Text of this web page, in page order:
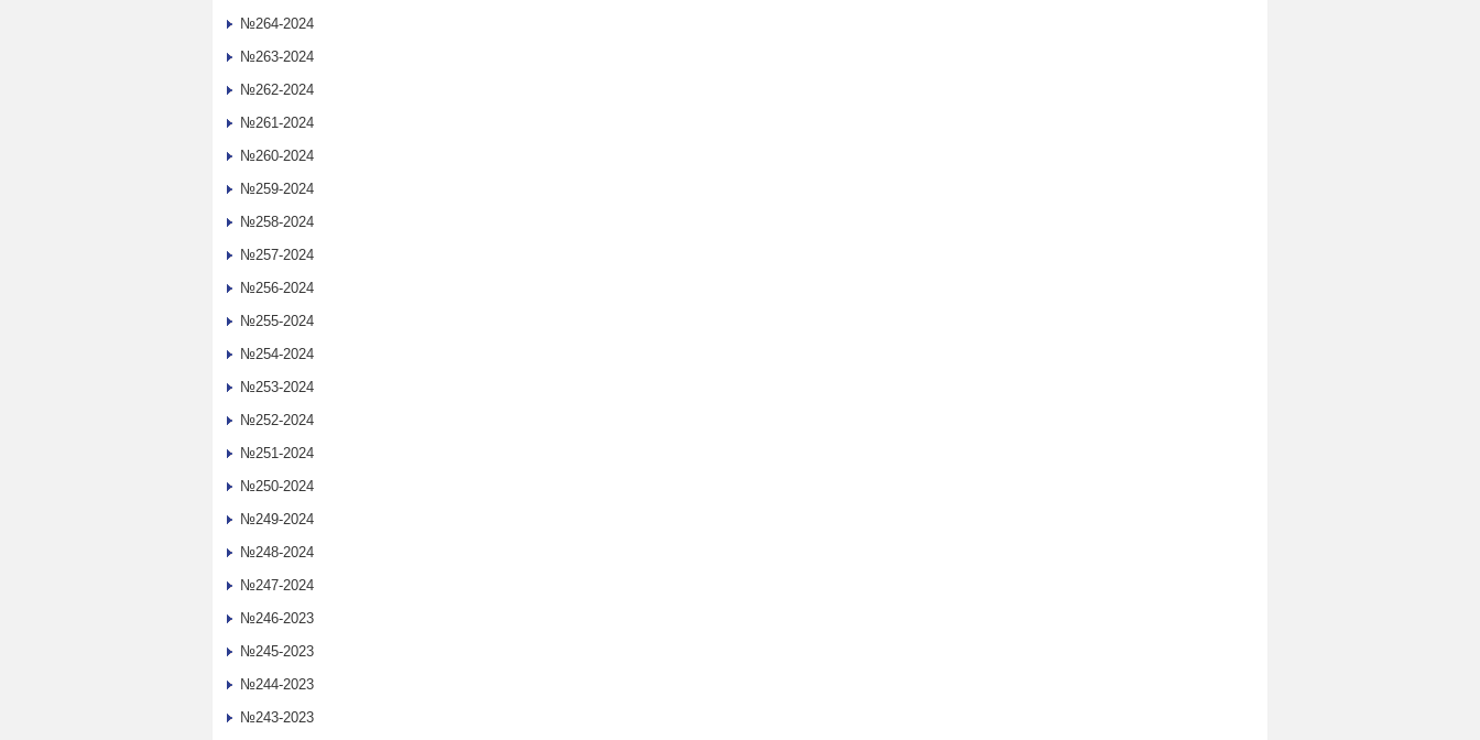
№264-2024
№263-2024
№262-2024
№261-2024
№260-2024
№259-2024
№258-2024
№257-2024
№256-2024
№255-2024
№254-2024
№253-2024
№252-2024
№251-2024
№250-2024
№249-2024
№248-2024
№247-2024
№246-2023
№245-2023
№244-2023
№243-2023